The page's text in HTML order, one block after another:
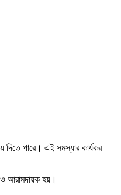
দিতে পারে। এই সমস্যার কার্যকর
আরামদায়ক হয়।